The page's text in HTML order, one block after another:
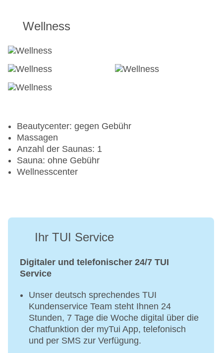
Wellness
Beautycenter: gegen Gebühr
Massagen
Anzahl der Saunas: 1
Sauna: ohne Gebühr
Wellnesscenter
Ihr TUI Service
Digitaler und telefonischer 24/7 TUI
Service
Unser deutsch sprechendes TUI
Kundenservice Team steht Ihnen 24
Stunden, 7 Tage die Woche digital über die
Chatfunktion der myTui App, telefonisch
und per SMS zur Verfügung.